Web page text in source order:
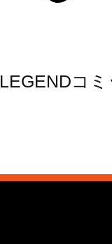
LEGENDコ